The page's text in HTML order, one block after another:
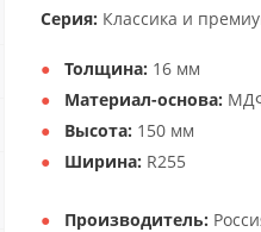
Серия: Классика и
Толщина: 16 мм
Материал-основа:
Высота: 150 мм
Ширина: R255
Производитель: